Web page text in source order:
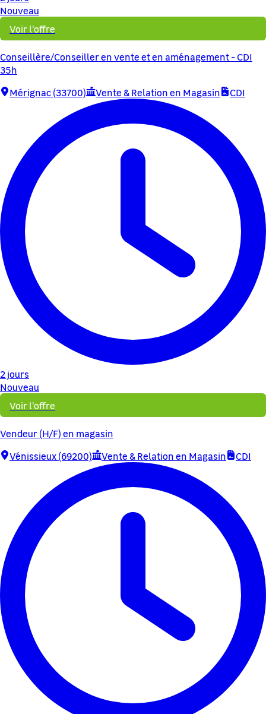
Nouveau
Voir l'offre
Conseillère/Conseiller en vente et en aménagement - CDI
35h
Mérignac (33700)
Vente & Relation en Magasin CDI
2 jours
Nouveau
Voir l'offre
Vendeur (H/F) en magasin
Vénissieux (69200)
Vente & Relation en Magasin CDI